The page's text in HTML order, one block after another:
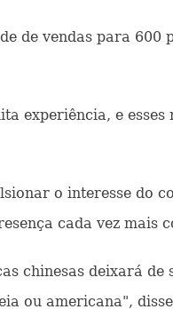
de vendas para 600
experiência, e
o interesse do
cada vez mais
chinesas deixará
ou americana",